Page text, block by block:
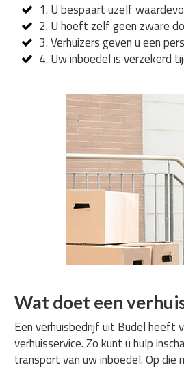
1. U bespaart uzelf
2. U hoeft zelf geen zware
3. Verhuizers geven u een
4. Uw inboedel is verzekerd
Wat doet een
Een verhuisbedrijf uit Budel heeft
verhuisservice. Zo kunt u hulp
transport van uw inboedel. Op die